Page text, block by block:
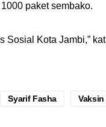
paket sembako.
Sosial Kota Jambi,”
Syarif Fasha